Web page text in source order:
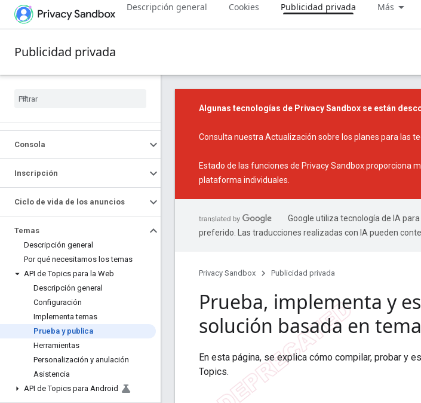
Descripción general Cookies Publicidad privada Más
Publicidad privada
Consola
Inscripción
Ciclo de vida de los anuncios
Temas
Descripción general
Por qué necesitamos los temas
API de Topics para la Web
Descripción general
Configuración
Implementa temas
Prueba y publica
Herramientas
Personalización y anulación
Asistencia
API de Topics para Android
Algunas tecnologías de Privacy Sandbox se están
Consulta nuestra Actualización sobre los planes para las
Estado de las funciones de Privacy Sandboxproporciona
plataforma individuales.
Google utiliza tecnología de IA
preferido. Las traducciones realizadas con IA pueden
Privacy Sandbox Publicidad privada
Prueba, implementa y
solución basada en
En esta página, se explica cómo compilar, probar y
Topics.